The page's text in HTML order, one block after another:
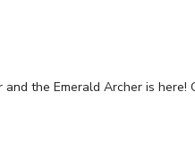
the Emerald Archer is